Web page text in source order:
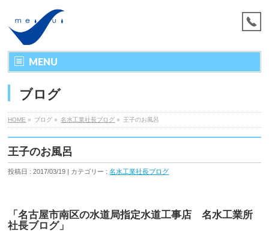
MENU
ブログ
HOME » ブログ » 名水工業社長ブログ » 王子のお風呂
王子のお風呂
投稿日 : 2017/03/19 | カテゴリー :名水工業社長ブログ
「名古屋市南区の水道局指定水道工事店 名水工業所
社長ブログ」